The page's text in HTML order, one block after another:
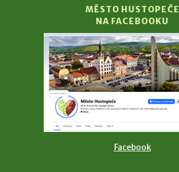
MĚSTO HUSTOPEČE
NA FACEBOOKU
Facebook